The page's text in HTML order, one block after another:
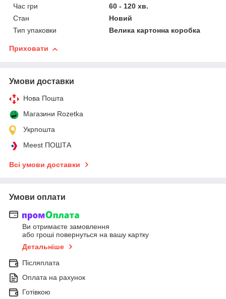
Час гри
60 - 120 хв.
Стан
Новий
Тип упаковки
Велика картонна коробка
Приховати
Умови доставки
Нова Пошта
Магазини Rozetka
Укрпошта
Meest ПОШТА
Всі умови доставки
Умови оплати
Ви отримаєте замовлення
або гроші повернуться на вашу картку
Детальніше
Післяплата
Оплата на рахунок
Готівкою